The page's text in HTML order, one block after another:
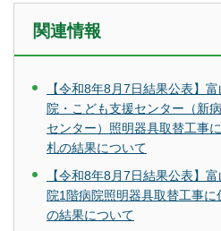
関連情報
【令和8年8月7日結果公表】
院・こども支援センター（新
センター）照明器具取替工事
札の結果について
【令和8年8月7日結果公表】
院1階病院照明器具取替工事
の結果について